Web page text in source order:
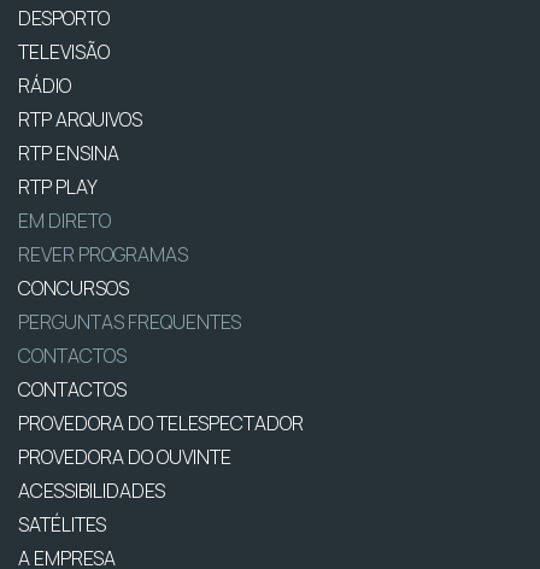
DESPORTO
TELEVISÃO
RÁDIO
RTP ARQUIVOS
RTP ENSINA
RTP PLAY
EM DIRETO
REVER PROGRAMAS
CONCURSOS
PERGUNTAS FREQUENTES
CONTACTOS
CONTACTOS
PROVEDORA DO TELESPECTADOR
PROVEDORA DO OUVINTE
ACESSIBILIDADES
SATÉLITES
A EMPRESA